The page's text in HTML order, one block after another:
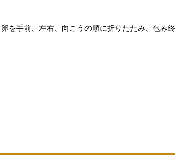
を手前、左右、向こうの順に折りたたみ、包み